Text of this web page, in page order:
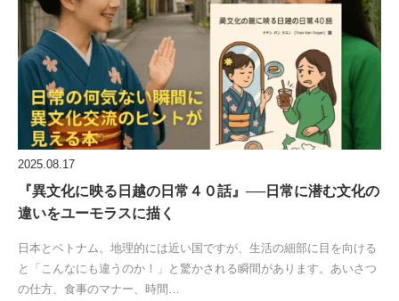
2025.08.17
『異文化に映る日越の日常４０話』──日常に潜む文化の
違いをユーモラスに描く
日本とベトナム。地理的には近い国ですが、生活の細部に目を向ける
と「こんなにも違うのか！」と驚かされる瞬間があります。あいさつ
の仕方、食事のマナー、時間…